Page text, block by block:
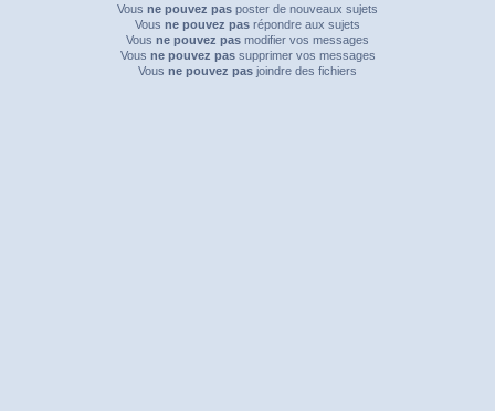
Vous ne pouvez pas poster de nouveaux sujets
Vous ne pouvez pas répondre aux sujets
Vous ne pouvez pas modifier vos messages
Vous ne pouvez passupprimer vos messages
Vous ne pouvez pas joindre des fichiers